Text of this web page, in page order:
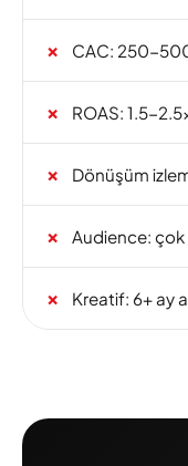
✗ CAC: 250-500
✗ ROAS: 1.5-
✗ Dönüşüm
✗ Audience: çok
✗ Kreatif: 6+ ay